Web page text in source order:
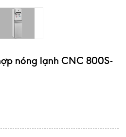
nóng lạnh CNC 800S-